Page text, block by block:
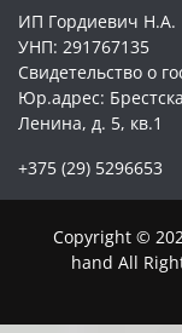
ИП Гордиевич Н.А.
УНП: 291767135
Свидетельство о
Юр.адрес:
Ленина, д. 5, кв.1
+375 (29) 5296653
Copyright ©
hand All